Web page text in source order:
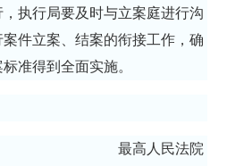
，执行局要及时与立案庭进行沟
件立案、结案的衔接工作，确
准得到全面实施。
最高人民法院